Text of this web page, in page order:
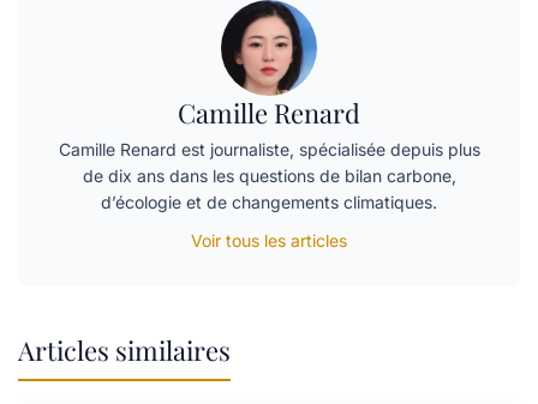
Camille Renard
Camille Renard est journaliste, spécialisée depuis plus
de dix ans dans les questions de bilan carbone,
d’écologie et de changements climatiques.
Voir tous les articles
Articles similaires